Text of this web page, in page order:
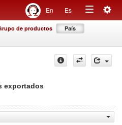
En Es
Toggle
de productos País
exportados